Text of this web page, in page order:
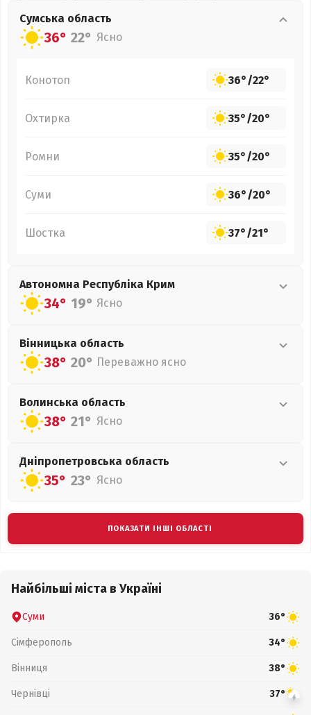
Сумська область
36° 22° Ясно
Конотоп 36°/22°
Охтирка 35°/20°
Ромни 35°/20°
Суми 36°/20°
Шостка 37°/21°
Автономна Республіка Крим
34° 19° Ясно
Вінницька область
38° 20° Переважно ясно
Волинська область
38° 21° Ясно
Дніпропетровська область
35° 23° Ясно
ПОКАЗАТИ ІНШІ ОБЛАСТІ
Найбільші міста в Україні
Суми 36°
Сімферополь 34°
Вінниця 38°
Чернівці 37°